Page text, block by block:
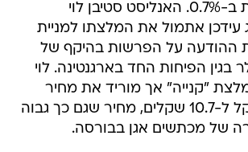
1.4%, יורדת כעת ב-0.7%. האנליסט סטיבן לוי
עידכן אתמול את המלצתו למניית
ההודעה על הפרשות בהיקף של
דולר בגין הפיחות החד בארגנטינה. לוי
"קנייה" אך מוריד את מחיר
היעד מ-13.1 שקל ל-10.7 שקלים, מחיר שגם כך גבוה